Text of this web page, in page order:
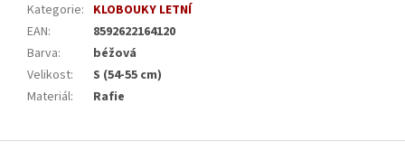
Kategorie: KLOBOUKY LETNÍ
EAN:
8592622164120
Barva:
béžová
Velikost:
S (54-55 cm)
Materiál: Rafie